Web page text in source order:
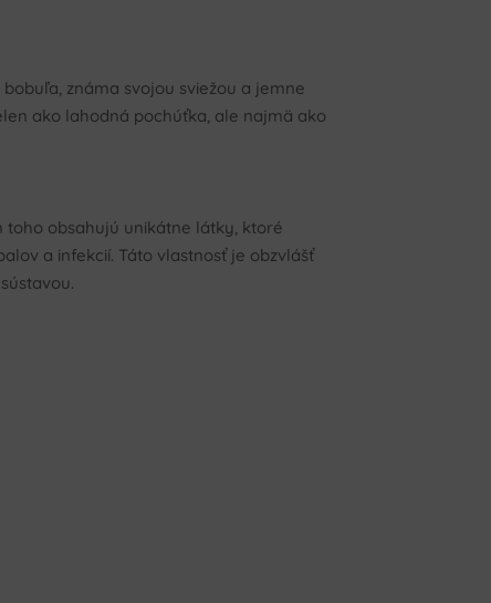
známa svojou sviežou a jemne
ako lahodná pochúťka, ale najmä ako
obsahujú unikátne látky, ktoré
a infekcií. Táto vlastnosť je obzvlášť